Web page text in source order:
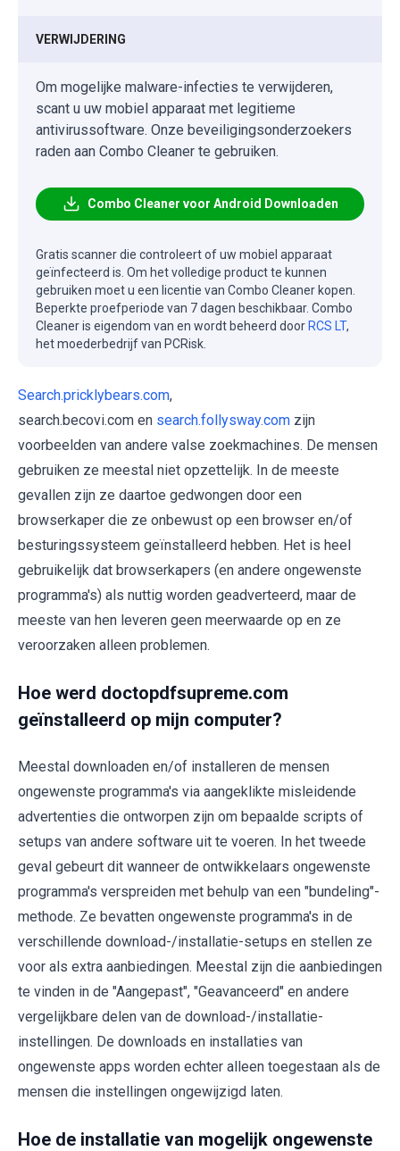
VERWIJDERING
Om mogelijke malware-infecties te verwijderen,
scant u uw mobiel apparaat met legitieme
antivirussoftware. Onze beveiligingsonderzoekers
raden aan Combo Cleaner te gebruiken.
Combo Cleaner voor Android Downloaden
Gratis scanner die controleert of uw mobiel apparaat
geïnfecteerd is. Om het volledige product te kunnen
gebruiken moet u een licentie van Combo Cleaner kopen.
Beperkte proefperiode van 7 dagen beschikbaar. Combo
Cleaner is eigendom van en wordt beheerd door RCS LT,
het moederbedrijf van PCRisk.
Search.pricklybears.com,
search.becovi.com en search.follysway.com zijn
voorbeelden van andere valse zoekmachines. De mensen
gebruiken ze meestal niet opzettelijk. In de meeste
gevallen zijn ze daartoe gedwongen door een
browserkaper die ze onbewust op een browser en/of
besturingssysteem geïnstalleerd hebben. Het is heel
gebruikelijk dat browserkapers (en andere ongewenste
programma's) als nuttig worden geadverteerd, maar de
meeste van hen leveren geen meerwaarde op en ze
veroorzaken alleen problemen.
Hoe werd doctopdfsupreme.com
geïnstalleerd op mijn computer?
Meestal downloaden en/of installeren de mensen
ongewenste programma's via aangeklikte misleidende
advertenties die ontworpen zijn om bepaalde scripts of
setups van andere software uit te voeren. In het tweede
geval gebeurt dit wanneer de ontwikkelaars ongewenste
programma's verspreiden met behulp van een "bundeling"-
methode. Ze bevatten ongewenste programma's in de
verschillende download-/installatie-setups en stellen ze
voor als extra aanbiedingen. Meestal zijn die aanbiedingen
te vinden in de "Aangepast", "Geavanceerd" en andere
vergelijkbare delen van de download-/installatie-
instellingen. De downloads en installaties van
ongewenste apps worden echter alleen toegestaan als de
mensen die instellingen ongewijzigd laten.
Hoe de installatie van mogelijk ongewenste